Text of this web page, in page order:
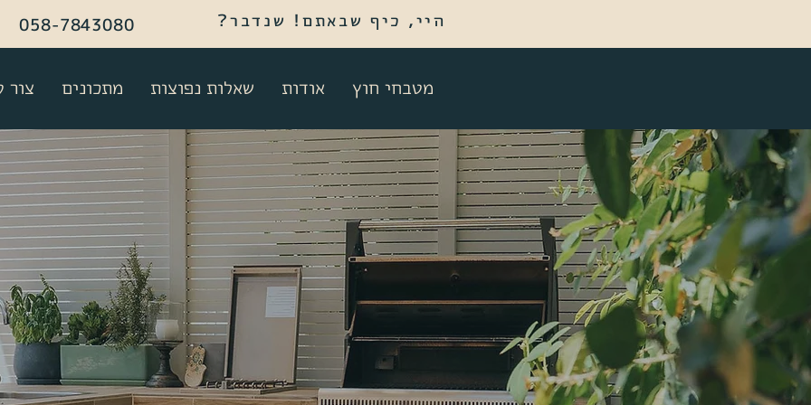
מטבחי חוץ אודות שאלות נפוצות מתכונים צור
היי, כיף שבאתם! שנדבר? 058-7843080